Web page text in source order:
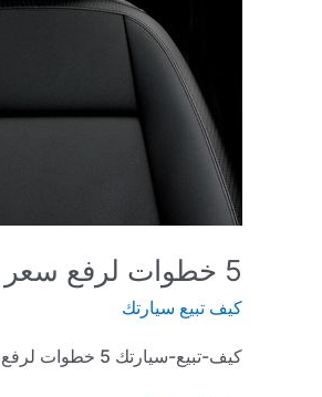
5 خطوات لرفع سعر سيارتك عند البيع
كيف تبيع سيارتك
كيف-تبيع-سيارتك 5 خطوات لرفع سعر سيارتك عند البيع